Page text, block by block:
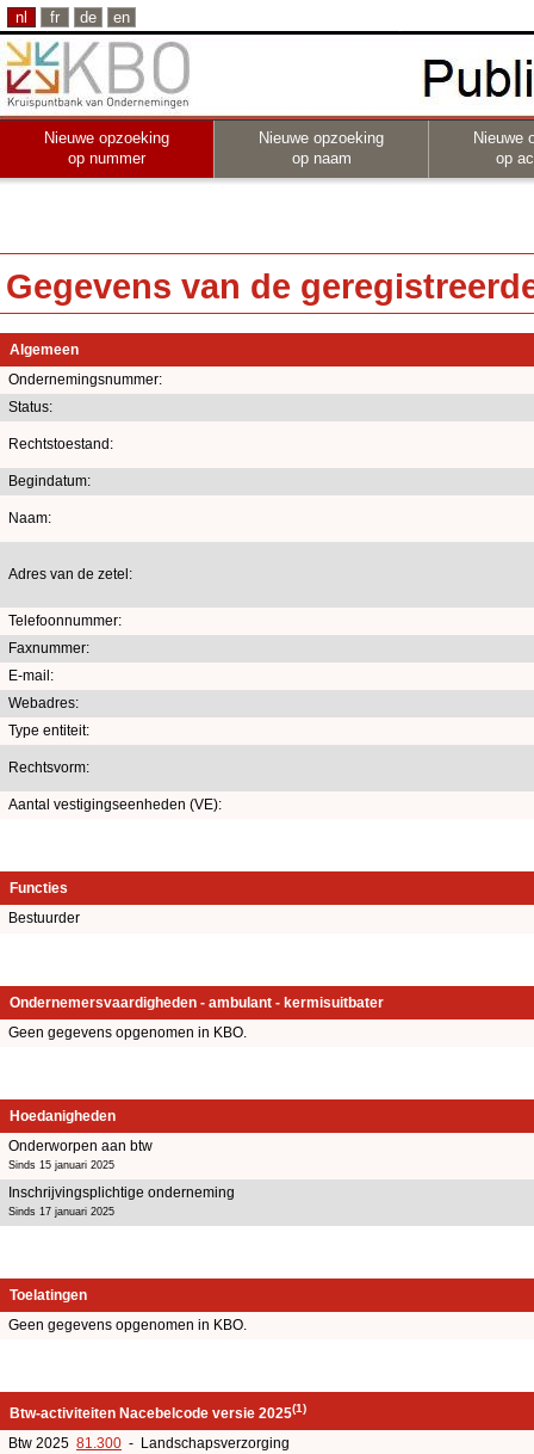
nl fr de en
Nieuwe opzoeking
op nummer
Nieuwe opzoeking
op naam
Nieuwe
op
Gegevens van de
Algemeen
Ondernemingsnummer:
Status:
Rechtstoestand:
Begindatum:
Naam:
Adres van de zetel:
Telefoonnummer:
Faxnummer:
E-mail:
Webadres:
Type entiteit:
Rechtsvorm:
Aantal vestigingseenheden (VE):
Functies
Bestuurder
Ondernemersvaardigheden - ambulant - kermisuitbater
Geen gegevens opgenomen in KBO.
Hoedanigheden
Onderworpen aan btw
Sinds 15 januari 2025
Inschrijvingsplichtige onderneming
Sinds 17 januari 2025
Toelatingen
Geen gegevens opgenomen in KBO.
Btw-activiteiten Nacebelcode versie 2025(1)
Btw 2025 81.300 - Landschapsverzorging